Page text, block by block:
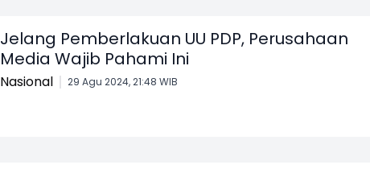
Jelang Pemberlakuan UU PDP, Perusahaan
Media Wajib Pahami Ini
Nasional 29 Agu 2024, 21:48 WIB